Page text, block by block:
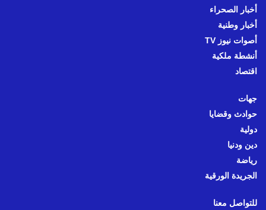
أخبار الصحراء
أخبار وطنية
أصوات نيوز TV
أنشطة ملكية
اقتصاد
جهات
حوادث وقضايا
دولية
دين ودنيا
رياضة
الجريدة الورقية
للتواصل معنا